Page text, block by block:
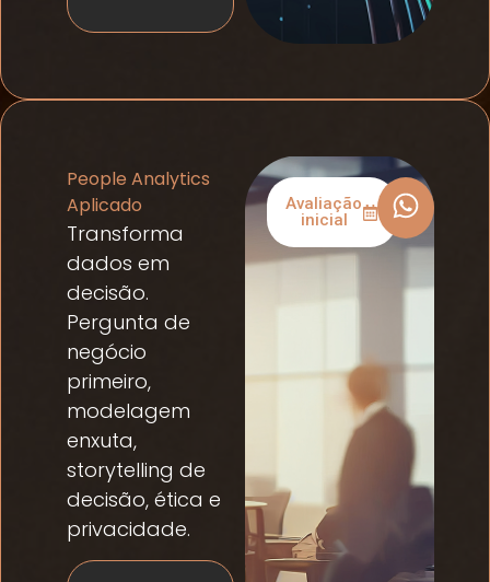
Avaliação
inicial
People Analytics
Aplicado
Transforma
dados em
decisão.
Pergunta de
negócio
primeiro,
modelagem
enxuta,
storytelling de
decisão, ética e
privacidade.